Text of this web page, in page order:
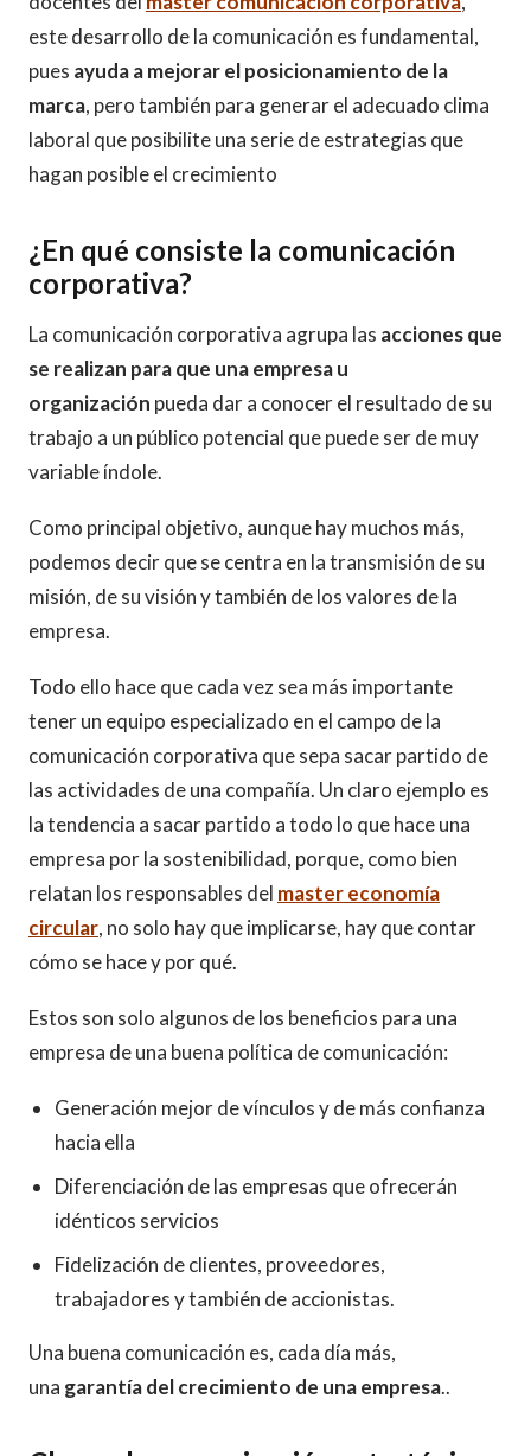
este desarrollo de la comunicación es fundamental,
pues ayuda a mejorar el posicionamiento de la
marca, pero también para generar el adecuado clima
laboral que posibilite una serie de estrategias que
hagan posible el crecimiento
¿En qué consiste la comunicación
corporativa?
La comunicación corporativa agrupa las acciones que
se realizan para que una empresa u
organización pueda dar a conocer el resultado de su
trabajo a un público potencial que puede ser de muy
variable índole.
Como principal objetivo, aunque hay muchos más,
podemos decir que se centra en la transmisión de su
misión, de su visión y también de los valores de la
empresa.
Todo ello hace que cada vez sea más importante
tener un equipo especializado en el campo de la
comunicación corporativa que sepa sacar partido de
las actividades de una compañía. Un claro ejemplo es
la tendencia a sacar partido a todo lo que hace una
empresa por la sostenibilidad, porque, como bien
relatan los responsables del master economía
circular, no solo hay que implicarse, hay que contar
cómo se hace y por qué.
Estos son solo algunos de los beneficios para una
empresa de una buena política de comunicación:
Generación mejor de vínculos y de más confianza
hacia ella
Diferenciación de las empresas que ofrecerán
idénticos servicios
Fidelización de clientes, proveedores,
trabajadores y también de accionistas.
Una buena comunicación es, cada día más,
una garantía del crecimiento de una empresa..